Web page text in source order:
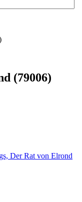
(79006)
Der Rat von Elrond